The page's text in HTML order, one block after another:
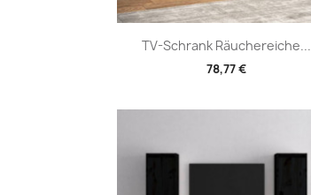
TV-Schrank Räuchereiche...
78,77 €
Vorschau